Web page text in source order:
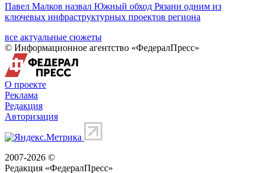
Павел Малков назвал Южный обход Рязани одним из
ключевых инфраструктурных проектов региона
все актуальные сюжеты
© Информационное агентство «ФедералПресс»
О проекте
Реклама
Редакция
Авторизация
2007-2026 ©
Редакция «ФедералПресс»